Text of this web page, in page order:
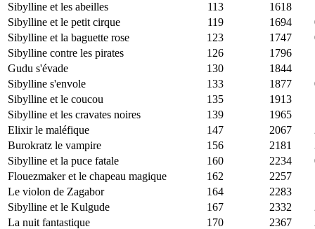
Sibylline et les abeilles
113 1618
Sibylline et le petit cirque
119 1694
Sibylline et la baguette rose
123 1747
Sibylline contre les pirates
126 1796
Gudu s'évade
130 1844
Sibylline s'envole
133 1877
Sibylline et le coucou
135 1913
Sibylline et les cravates noires
139 1965
Elixir le maléfique
147 2067
Burokratz le vampire
156 2181
Sibylline et la puce fatale
160 2234
Flouezmaker et le chapeau magique
162 2257
Le violon de Zagabor
164 2283
Sibylline et le Kulgude
167 2332
La nuit fantastique
170 2367